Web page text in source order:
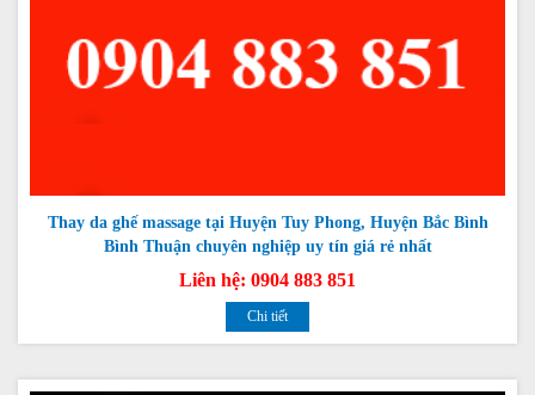
Thay da ghế massage tại Huyện Tuy Phong, Huyện Bắc Bình
Bình Thuận chuyên nghiệp uy tín giá rẻ nhất
Liên hệ: 0904 883 851
Chi tiết